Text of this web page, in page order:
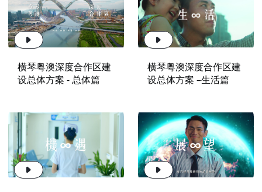
横琴粤澳深度合作区建
设总体方案 - 总体篇
横琴粤澳深度合作区建
设总体方案 –生活篇